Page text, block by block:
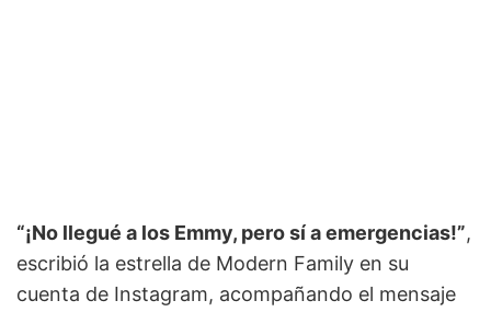
“¡No llegué a los Emmy, pero sí a emergencias!”,
escribió la estrella de Modern Family en su
cuenta de Instagram, acompañando el mensaje